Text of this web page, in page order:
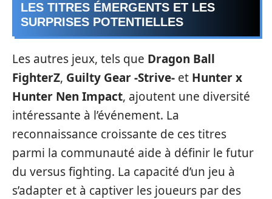
LES TITRES ÉMERGENTS ET LES
SURPRISES POTENTIELLES
Les autres jeux, tels que Dragon Ball
FighterZ, Guilty Gear -Strive- et Hunter x
Hunter Nen Impact, ajoutent une diversité
intéressante à l’événement. La
reconnaissance croissante de ces titres
parmi la communauté aide à définir le futur
du versus fighting. La capacité d’un jeu à
s’adapter et à captiver les joueurs par des